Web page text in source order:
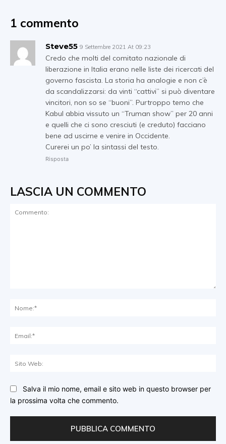
1 commento
Steve55 9 Settembre 2021 At 09:23
Credo che molti del comitato nazionale di
liberazione in Italia erano nelle liste dei ricercati del
governo fascista. La storia ha analogie e non c’è
da scandalizzarsi: da vinti “cattivi” si può diventare
vincitori, non so se “buoni”. Purtroppo temo che
Kabul abbia vissuto un “Truman show” per 20 anni
e quelli che ci sono cresciuti (e creduto) facciano
bene ad uscirne e venire in Occidente.
Curerei un po’ la sintassi del testo.
Risposta
LASCIA UN COMMENTO
Salva il mio nome, email e sito web in questo browser per
la prossima volta che commento.